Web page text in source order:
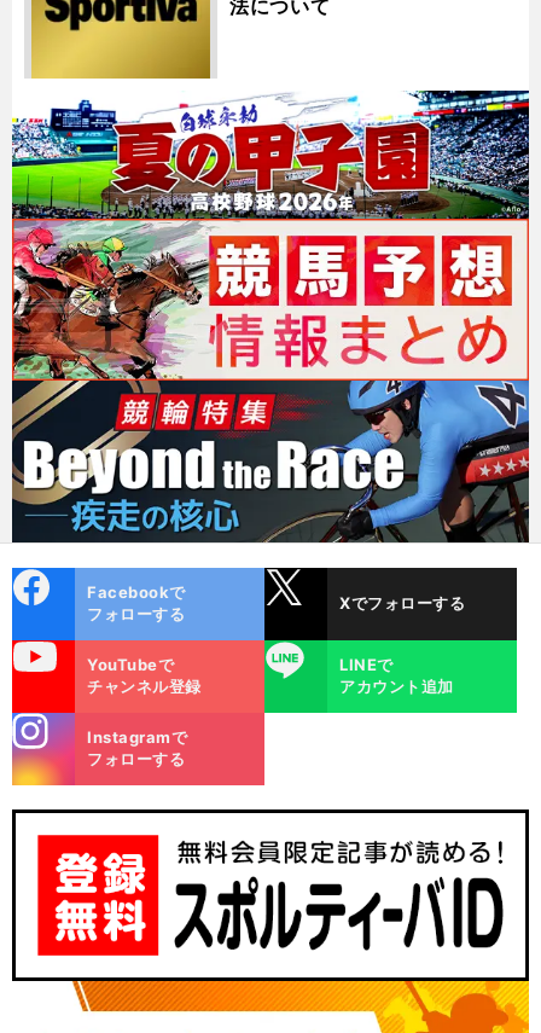
法について
ok
Facebookで
フォローする
Xでフォローする
YouTubeで
チャンネル登録
LINE
LINEで
アカウント追加
m
Instagramで
フォローする